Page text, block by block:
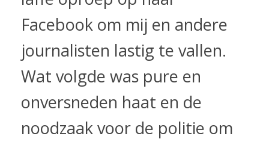
Facebook om mij en andere
journalisten lastig te vallen.
Wat volgde was pure en
onversneden haat en de
noodzaak voor de politie om